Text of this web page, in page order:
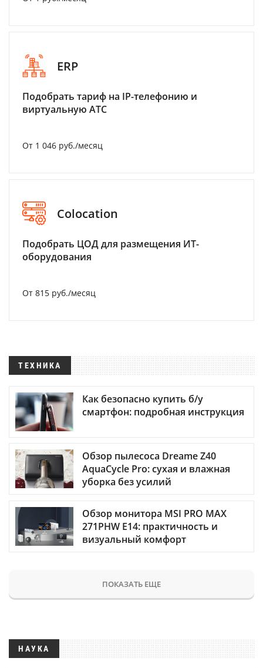
ERP
Подобрать тариф на IP-телефонию и
виртуальную АТС
От 1 046 руб./месяц
Colocation
Подобрать ЦОД для размещения ИТ-
оборудования
От 815 руб./месяц
ТЕХНИКА
Как безопасно купить б/у
смартфон: подробная инструкция
Обзор пылесоса Dreame Z40
AquaCycle Pro: сухая и влажная
уборка без усилий
Обзор монитора MSI PRO MAX
271PHW E14: практичность и
визуальный комфорт
ПОКАЗАТЬ ЕЩЕ
НАУКА